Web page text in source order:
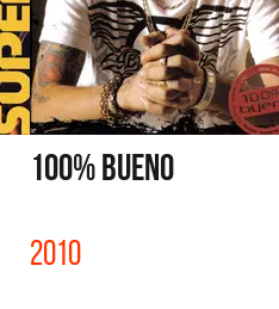
100% BUENO
2010